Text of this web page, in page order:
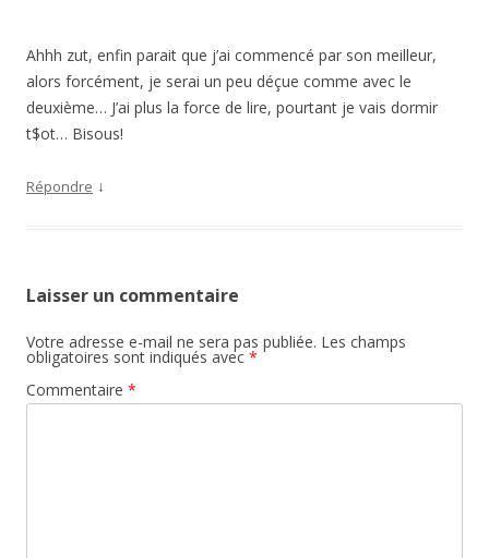
Ahhh zut, enfin parait que j’ai commencé par son meilleur,
alors forcément, je serai un peu déçue comme avec le
deuxième… J’ai plus la force de lire, pourtant je vais dormir
t$ot… Bisous!
Répondre ↓
Laisser un commentaire
Votre adresse e-mail ne sera pas publiée. Les champs
obligatoires sont indiqués avec *
Commentaire *